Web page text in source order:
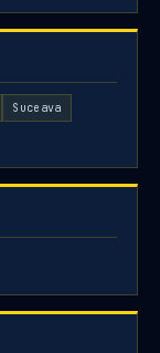
Suceava